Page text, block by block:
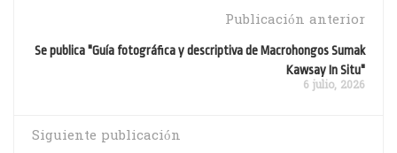
Publicación anterior
Se publica "Guía fotográfica y descriptiva de Macrohongos Sumak
Kawsay In Situ"
6 julio, 2026
Siguiente publicación